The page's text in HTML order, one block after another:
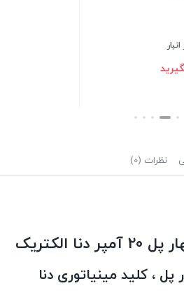
نظرات (0)
الکتریک
، کلید مینیاتوری دنا